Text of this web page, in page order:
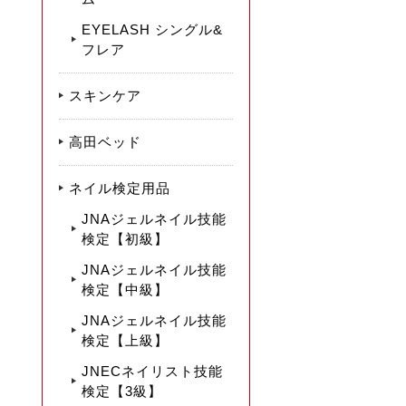
EYELASH シングル&
フレア
スキンケア
高田ベッド
ネイル検定用品
JNAジェルネイル技能
検定【初級】
JNAジェルネイル技能
検定【中級】
JNAジェルネイル技能
検定【上級】
JNECネイリスト技能
検定【3級】